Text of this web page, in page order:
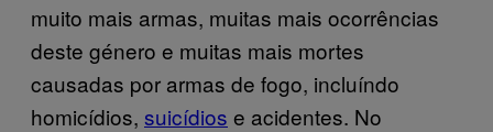
muito mais armas, muitas mais ocorrências
deste género e muitas mais mortes
causadas por armas de fogo, incluíndo
homicídios, suicídios e acidentes. No